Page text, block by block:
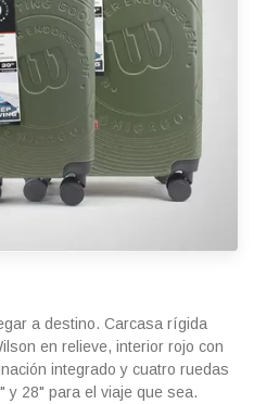
a destino. Carcasa rígida
en relieve, interior rojo con
integrado y cuatro ruedas
y 28" para el viaje que sea.